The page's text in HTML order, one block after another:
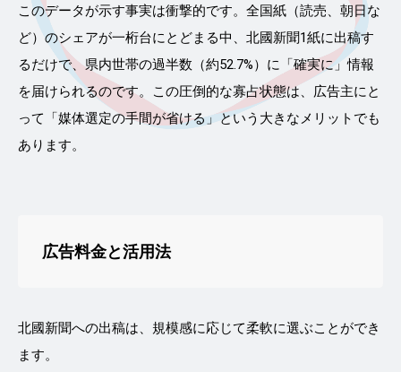
このデータが示す事実は衝撃的です。全国紙（読売、朝日な
ど）のシェアが一桁台にとどまる中、北國新聞1紙に出稿す
るだけで、県内世帯の過半数（約52.7%）に「確実に」情報
を届けられるのです。この圧倒的な寡占状態は、広告主にと
って「媒体選定の手間が省ける」という大きなメリットでも
あります。
広告料金と活用法
北國新聞への出稿は、規模感に応じて柔軟に選ぶことができ
ます。